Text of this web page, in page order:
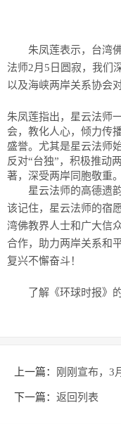
朱凤莲表示，台湾
法师2月5日圆寂，我们
以及海峡两岸关系协会
朱凤莲指出，星云法师
会，教化人心，倾力传
盛誉。尤其是星云法师
反对“台独”，积极推动
著，深受两岸同胞敬重。
星云法师的高德遗
该记住，星云法师的宿
湾佛教界人士和广大信
合作，助力两岸关系和
复兴不懈奋斗！
了解《环球时报》
上一篇： 刚刚宣布，3
下一篇： 返回列表